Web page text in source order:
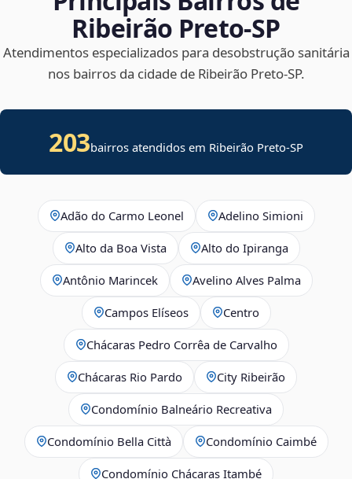
Ribeirão Preto‑SP
Atendimentos especializados para desobstrução sanitária
nos bairros da cidade de Ribeirão Preto‑SP.
203bairros atendidos em Ribeirão Preto-SP
Adão do Carmo Leonel Adelino Simioni
Alto da Boa Vista Alto do Ipiranga
Antônio Marincek Avelino Alves Palma
Campos Elíseos Centro
Chácaras Pedro Corrêa de Carvalho
Chácaras Rio Pardo City Ribeirão
Condomínio Balneário Recreativa
Condomínio Bella Città Condomínio Caimbé
Condomínio Chácaras Itambé